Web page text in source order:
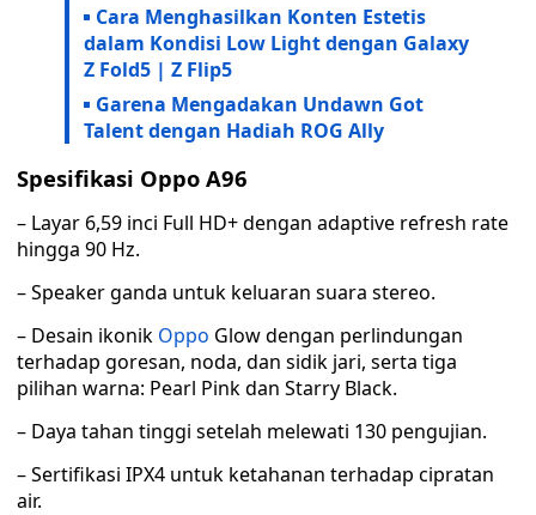
Cara Menghasilkan Konten Estetis
dalam Kondisi Low Light dengan Galaxy
Z Fold5 | Z Flip5
Garena Mengadakan Undawn Got
Talent dengan Hadiah ROG Ally
Spesifikasi Oppo A96
– Layar 6,59 inci Full HD+ dengan adaptive refresh rate
hingga 90 Hz.
– Speaker ganda untuk keluaran suara stereo.
– Desain ikonik Oppo Glow dengan perlindungan
terhadap goresan, noda, dan sidik jari, serta tiga
pilihan warna: Pearl Pink dan Starry Black.
– Daya tahan tinggi setelah melewati 130 pengujian.
– Sertifikasi IPX4 untuk ketahanan terhadap cipratan
air.